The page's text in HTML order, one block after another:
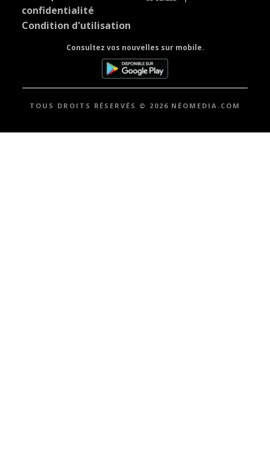
confidentialité
Condition d'utilisation
Consultez vos nouvelles sur mobile.
TOUS DROITS RÉSERVÉS © 2026 NÉOMEDIA.COM